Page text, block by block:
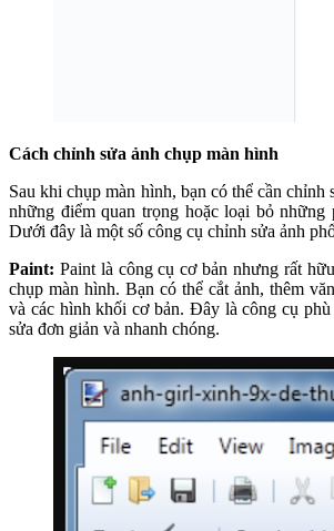
Cách chỉnh sửa ảnh chụp màn hình
Sau khi chụp màn hình, bạn có thể cần chỉnh
những điểm quan trọng hoặc loại bỏ những
Dưới đây là một số công cụ chỉnh sửa ảnh
Paint: Paint là công cụ cơ bản nhưng rất
chụp màn hình. Bạn có thể cắt ảnh, thêm
và các hình khối cơ bản. Đây là công cụ
sửa đơn giản và nhanh chóng.